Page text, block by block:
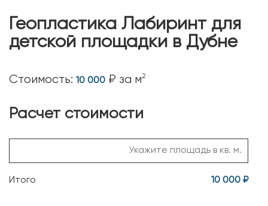
Геопластика Лабиринт для
детской площадки в Дубне
Стоимость: 10 000 ₽ за м2
Расчет стоимости
Итого 10 000 ₽